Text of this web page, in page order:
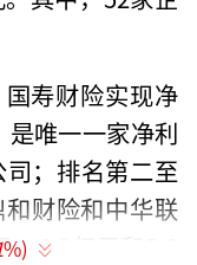
寿财险实现净
唯一一家净利
；排名第二至
财险和中华联
6.9亿元和5.9
%)